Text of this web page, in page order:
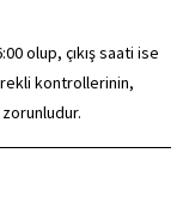
olup, çıkış saati ise
kontrollerinin,